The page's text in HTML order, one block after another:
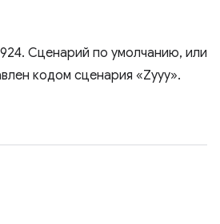
Сценарий по умолчанию, или
кодом сценария «Zyyy».